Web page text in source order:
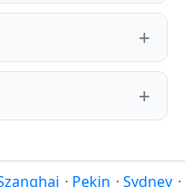
· Pekin · Sydney ·